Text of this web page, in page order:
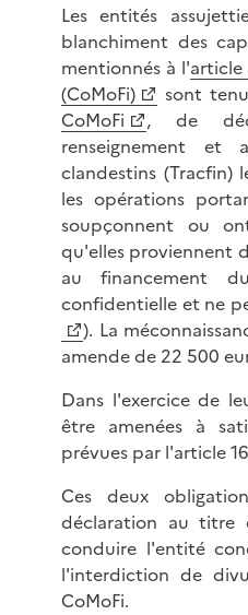
Les entités
blanchiment des
mentionnés à l'
(CoMoFi)
sont
CoMoFi
, de
renseignement et
clandestins (Tracfin)
les opérations
soupçonnent ou
qu'elles proviennent
au financement
confidentielle et ne
). La
amende de 22 500
Dans l'exercice de
être amenées à
prévues par l'article
Ces deux
déclaration au
conduire l'entité
l'interdiction de
CoMoFi.